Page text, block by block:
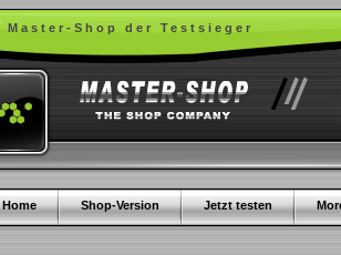
Master-Shop der Testsieger
Home Shop-Version Jetzt testen